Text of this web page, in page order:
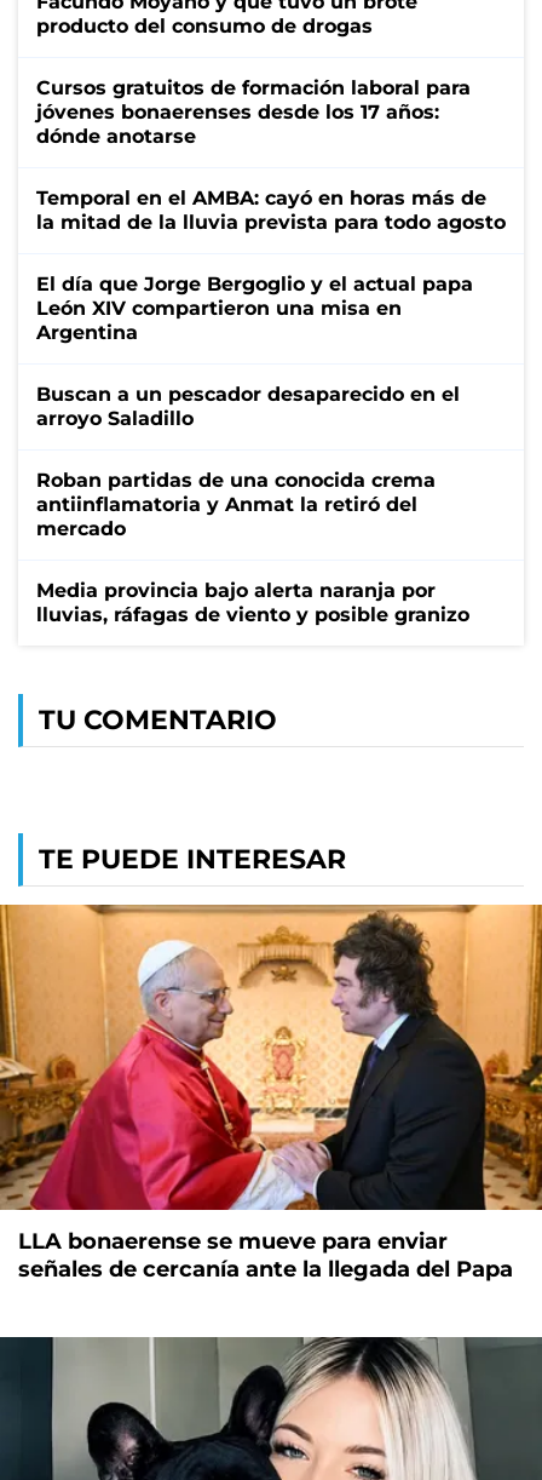
producto del consumo de drogas
Cursos gratuitos de formación laboral para
jóvenes bonaerenses desde los 17 años:
dónde anotarse
Temporal en el AMBA: cayó en horas más de
la mitad de la lluvia prevista para todo agosto
El día que Jorge Bergoglio y el actual papa
León XIV compartieron una misa en
Argentina
Buscan a un pescador desaparecido en el
arroyo Saladillo
Roban partidas de una conocida crema
antiinflamatoria y Anmat la retiró del
mercado
Media provincia bajo alerta naranja por
lluvias, ráfagas de viento y posible granizo
TU COMENTARIO
TE PUEDE INTERESAR
LLA bonaerense se mueve para enviar
señales de cercanía ante la llegada del Papa